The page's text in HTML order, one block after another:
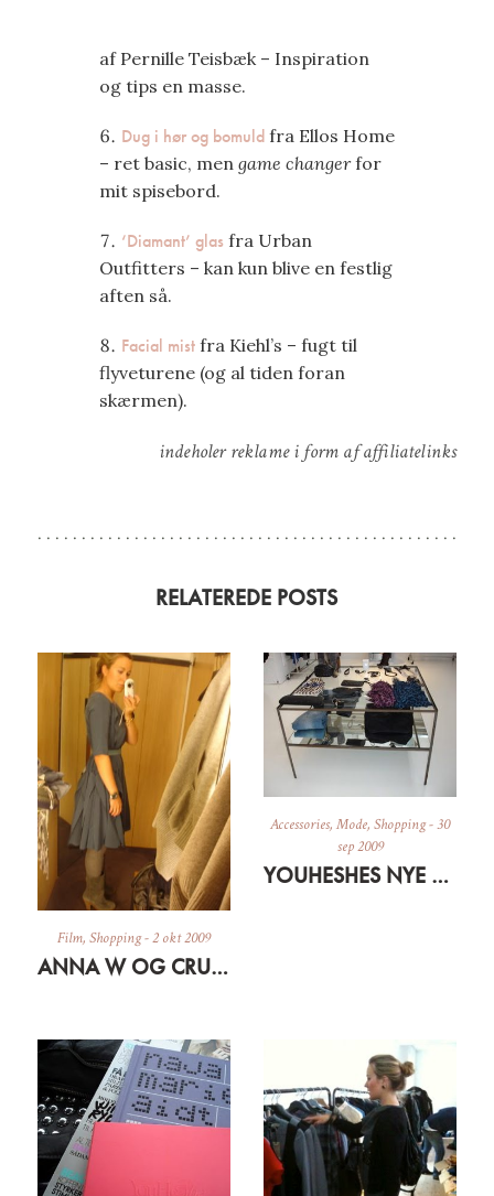
af Pernille Teisbæk – Inspiration
og tips en masse.
Dug i hør og bomuldfra Ellos Home
– ret basic, men game changerfor
mit spisebord.
‘Diamant’ glasfra Urban
Outfitters – kan kun blive en festlig
aften så.
Facial mistfra Kiehl’s – fugt til
flyveturene (og al tiden foran
skærmen).
indeholer reklame i form af affiliatelinks
RELATEREDE POSTS
Film, Shopping-2 okt 2009
ANNA W OG CRUSH I COS
Accessories,Mode,Shopping-30
sep 2009
YOUHESHES NYE SHOWROOM